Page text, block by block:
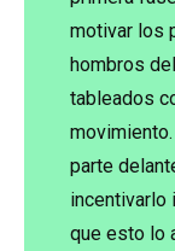
motivar los
hombros
tableados
parte
incentivarlo
que esto lo